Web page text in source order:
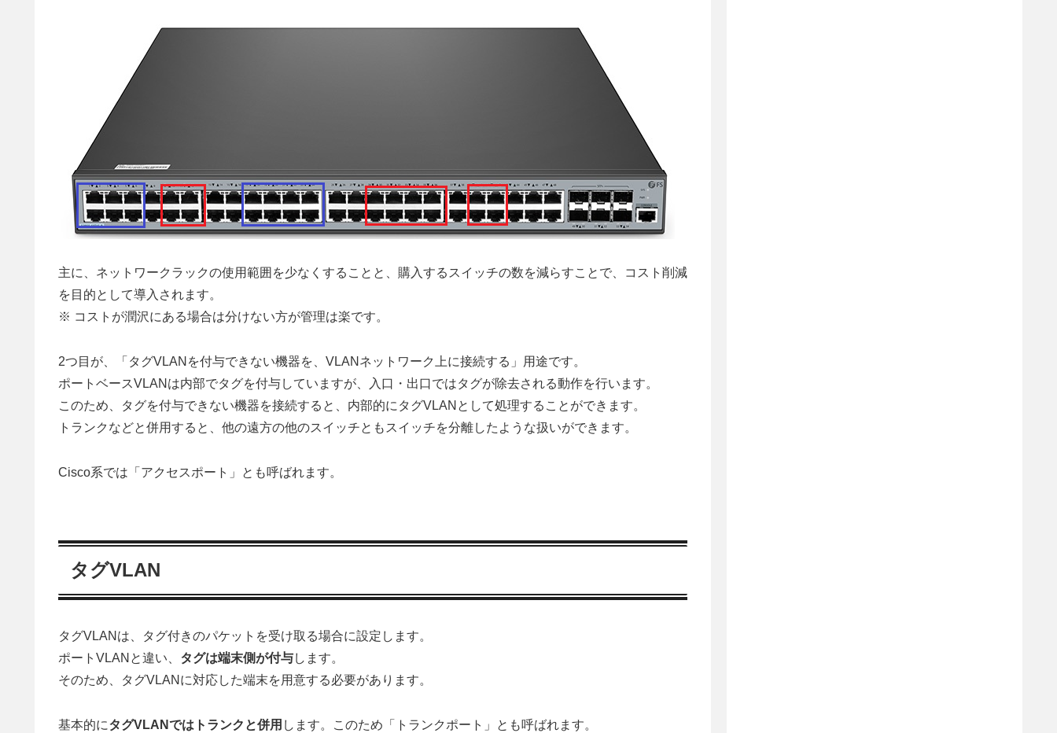
主に、ネットワークラックの使用範囲を少なくすることと、購入するスイッチの数を減らすことで、コスト削減
を目的として導入されます。
※ コストが潤沢にある場合は分けない方が管理は楽です。
2つ目が、「タグVLANを付与できない機器を、VLANネットワーク上に接続する」用途です。
ポートベースVLANは内部でタグを付与していますが、入口・出口ではタグが除去される動作を行います。
このため、タグを付与できない機器を接続すると、内部的にタグVLANとして処理することができます。
トランクなどと併用すると、他の遠方の他のスイッチともスイッチを分離したような扱いができます。
Cisco系では「アクセスポート」とも呼ばれます。
タグVLAN
タグVLANは、タグ付きのパケットを受け取る場合に設定します。
ポートVLANと違い、 タグは端末側が付与します。
そのため、タグVLANに対応した端末を用意する必要があります。
基本的にタグVLANではトランクと併用 します。このため「トランクポート」とも呼ばれます。